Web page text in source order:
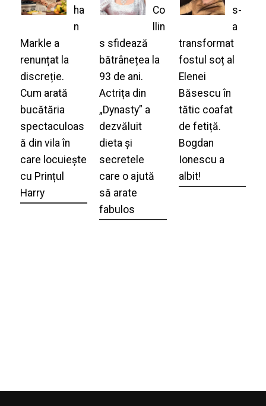
ha
n
Markle a
renunțat la
discreție.
Cum arată
bucătăria
spectaculoas
ă din vila în
care locuiește
cu Prințul
Harry
Co
llin
s sfidează
bătrânețea la
93 de ani.
Actrița din
„Dynasty” a
dezvăluit
dieta și
secretele
care o ajută
să arate
fabulos
s-
a
transformat
fostul soț al
Elenei
Băsescu în
tătic coafat
de fetiță.
Bogdan
Ionescu a
albit!